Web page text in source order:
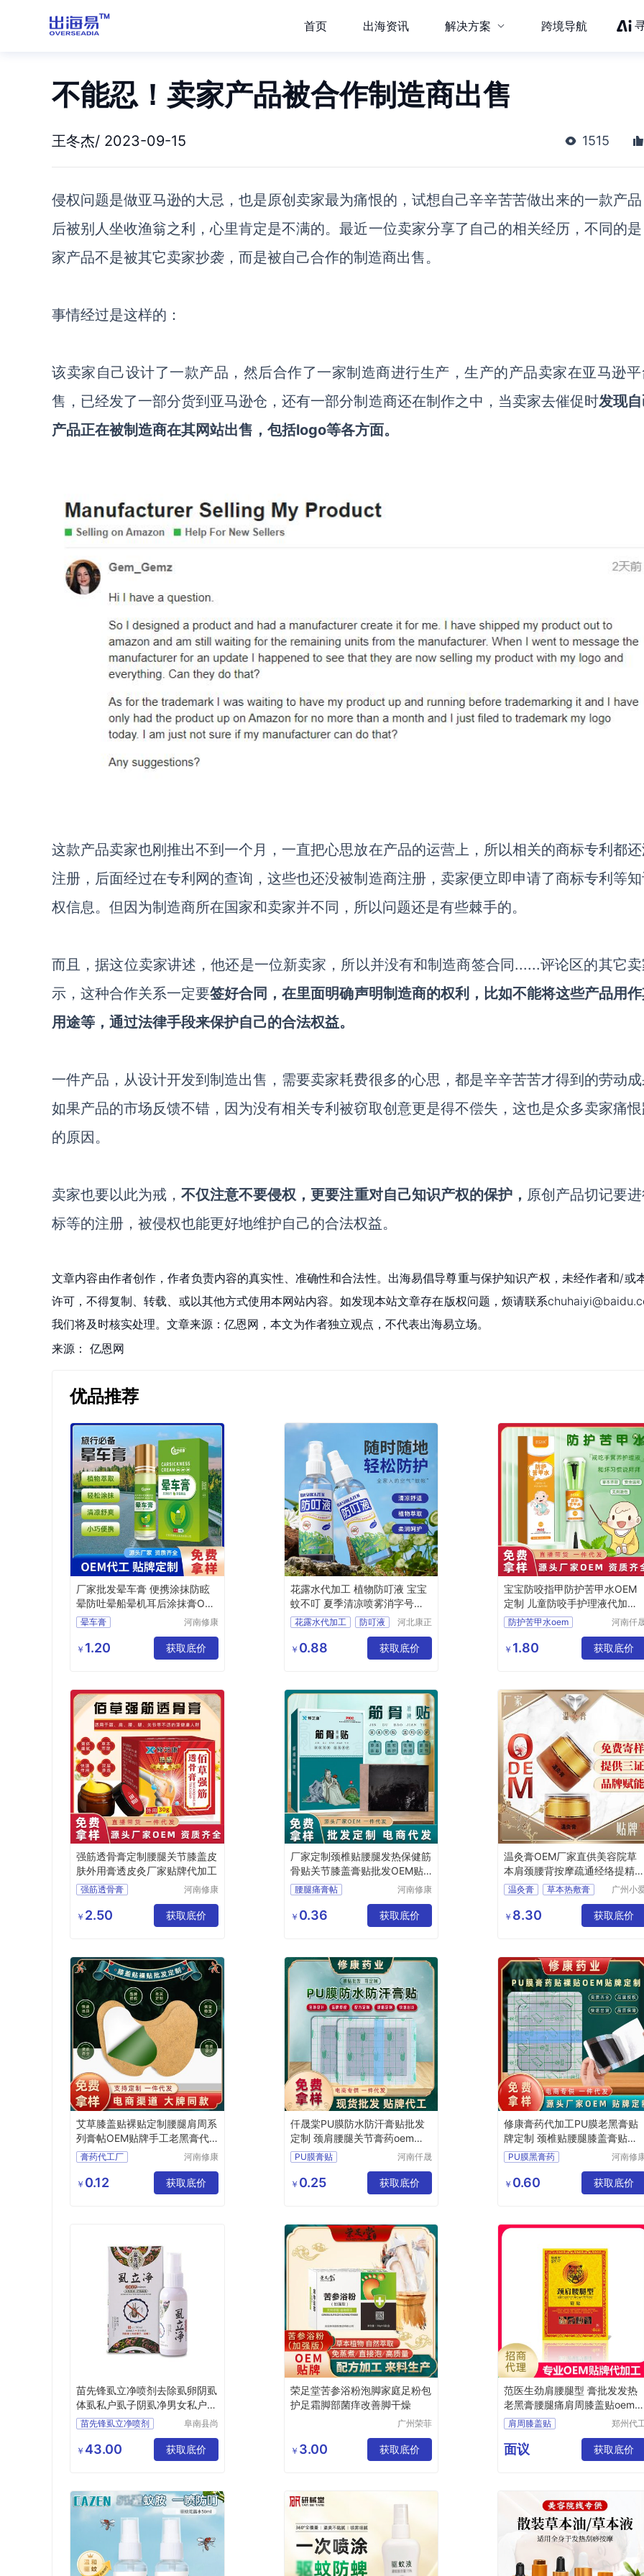
首页 出海资讯 解决方案 跨境导航
不能忍！卖家产品被合作制造商出售
王冬杰/ 2023-09-15 1515
侵权问题是做亚马逊的大忌，也是原创卖家最为痛恨的，试想自己辛辛苦苦做出来的一款产
后被别人坐收渔翁之利，心里肯定是不满的。最近一位卖家分享了自己的相关经历，不同的
家产品不是被其它卖家抄袭，而是被自己合作的制造商出售。
事情经过是这样的：
该卖家自己设计了一款产品，然后合作了一家制造商进行生产，生产的产品卖家在亚马逊
售，已经发了一部分货到亚马逊仓，还有一部分制造商还在制作之中，当卖家去催促时发现
产品正在被制造商在其网站出售，包括logo等各方面。
这款产品卖家也刚推出不到一个月，一直把心思放在产品的运营上，所以相关的商标专利都
注册，后面经过在专利网的查询，这些也还没被制造商注册，卖家便立即申请了商标专利等
权信息。但因为制造商所在国家和卖家并不同，所以问题还是有些棘手的。
而且，据这位卖家讲述，他还是一位新卖家，所以并没有和制造商签合同......评论区的其它
示，这种合作关系一定要签好合同，在里面明确声明制造商的权利，比如不能将这些产品用
用途等，通过法律手段来保护自己的合法权益。
一件产品，从设计开发到制造出售，需要卖家耗费很多的心思，都是辛辛苦苦才得到的劳动
如果产品的市场反馈不错，因为没有相关专利被窃取创意更是得不偿失，这也是众多卖家痛
的原因。
卖家也要以此为戒，不仅注意不要侵权，更要注重对自己知识产权的保护， 原创产品切记要
标等的注册，被侵权也能更好地维护自己的合法权益。
文章内容由作者创作，作者负责内容的真实性、准确性和合法性。出海易倡导尊重与保护知识产权，未经作者和/或
许可，不得复制、转载、或以其他方式使用本网站内容。如发现本站文章存在版权问题，烦请联系
我们将及时核实处理。文章来源：亿恩网，本文为作者独立观点，不代表出海易立场。
来源： 亿恩网
优品推荐
厂家批发晕车膏 便携涂抹防眩
晕防吐晕船晕机耳后涂抹膏OE
M贴牌
晕车膏
防晕车膏
河南修康
有限公司
￥ 1.20 获取底价
花露水代加工 植物防叮液 宝宝
蚊不叮 夏季清凉喷雾消字号产
品贴牌
花露水代加工
防叮液
夏季清凉喷雾
消字号产品贴牌
河北康正
公司
￥ 0.88 获取底价
宝宝防咬指甲防护苦甲水OEM
定制 儿童防咬手护理液代加工
仟晟棠
防护苦甲水oem
防吃手护理液
河南仟
限公司
￥ 1.80 获取底价
强筋透骨膏定制腰腿关节膝盖皮
肤外用膏透皮灸厂家贴牌代加工
强筋透骨膏
追风透骨膏
河南修康
有限公司
￥ 2.50 获取底价
厂家定制颈椎贴腰腿发热保健筋
骨贴关节膝盖膏贴批发OEM贴
牌腰腿痛膏帖
膏药贴批发OEM
膏药代加工
河南修康
有限公司
￥ 0.36 获取底价
温灸膏OEM厂家直供美容院草
本肩颈腰背按摩疏通经络提精
神敷膏
温灸膏
草本热敷膏
疏通经络膏
按摩膏
广州小
有限公
￥ 8.30 获取底价
艾草膝盖贴裸贴定制腰腿肩周系
列膏帖OEM贴牌手工老黑膏代
加工厂
膏药代工厂
膏药贴牌代加工
河南修康
有限公司
￥ 0.12 获取底价
仟晟棠PU膜防水防汗膏贴批发
定制 颈肩腰腿关节膏药oem贴
牌代加工
PU膜膏贴
pu膜膏药
河南仟晟
限公司
￥ 0.25 获取底价
修康膏药代加工PU膜老黑膏贴
牌定制 颈椎贴腰腿膝盖膏贴裸
贴OEM
PU膜黑膏药
老黑膏批发代工
河南修
有限公
￥ 0.60 获取底价
苗先锋虱立净喷剂去除虱卵阴虱
体虱私户虱子阴虱净男女私户喷
虱净虱子头虱疥虫阴虱一扫光批
发
苗先锋虱立净喷剂
虱子阴虱净
阜南县尚
限公司
￥ 43.00 获取底价
荣足堂苦参浴粉泡脚家庭足粉包
护足霜脚部菌痒改善脚干燥
广州荣菲
有限公司
￥ 3.00 获取底价
范医生劲肩腰腿型 膏批发发热
老黑膏腰腿痛肩周膝盖贴oem
牌肩周膝盖贴
肩周膝盖贴贴牌
郑州代
技有限
司
面议 获取底价